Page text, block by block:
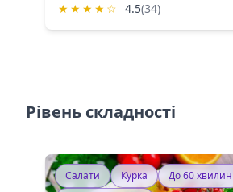
★ ★ ★ ★ ☆ 4.5(34)
Рівень складності
Салати Курка
До 60 хвилин